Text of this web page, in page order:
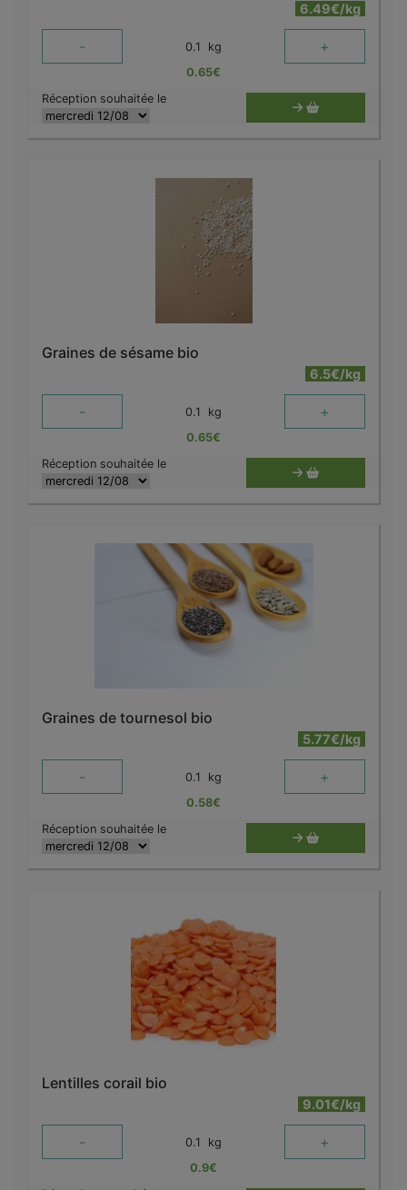
6.49€/kg
- 0.1 kg +
0.65€
Réception souhaitée le
Graines de sésame bio
6.5€/kg
- 0.1 kg +
0.65€
Réception souhaitée le
Graines de tournesol bio
5.77€/kg
- 0.1 kg +
0.58€
Réception souhaitée le
Lentilles corail bio
9.01€/kg
- 0.1 kg +
0.9€